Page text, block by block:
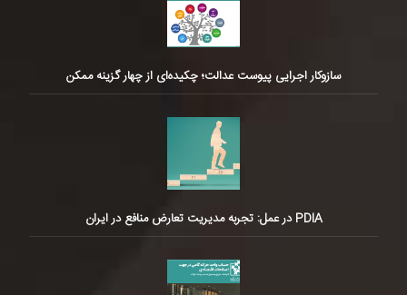
سازوکار اجرایی پیوست عدالت؛ چکیده‌ای از چهار گزینه ممکن
PDIA در عمل: تجربه مدیریت تعارض منافع در ایران